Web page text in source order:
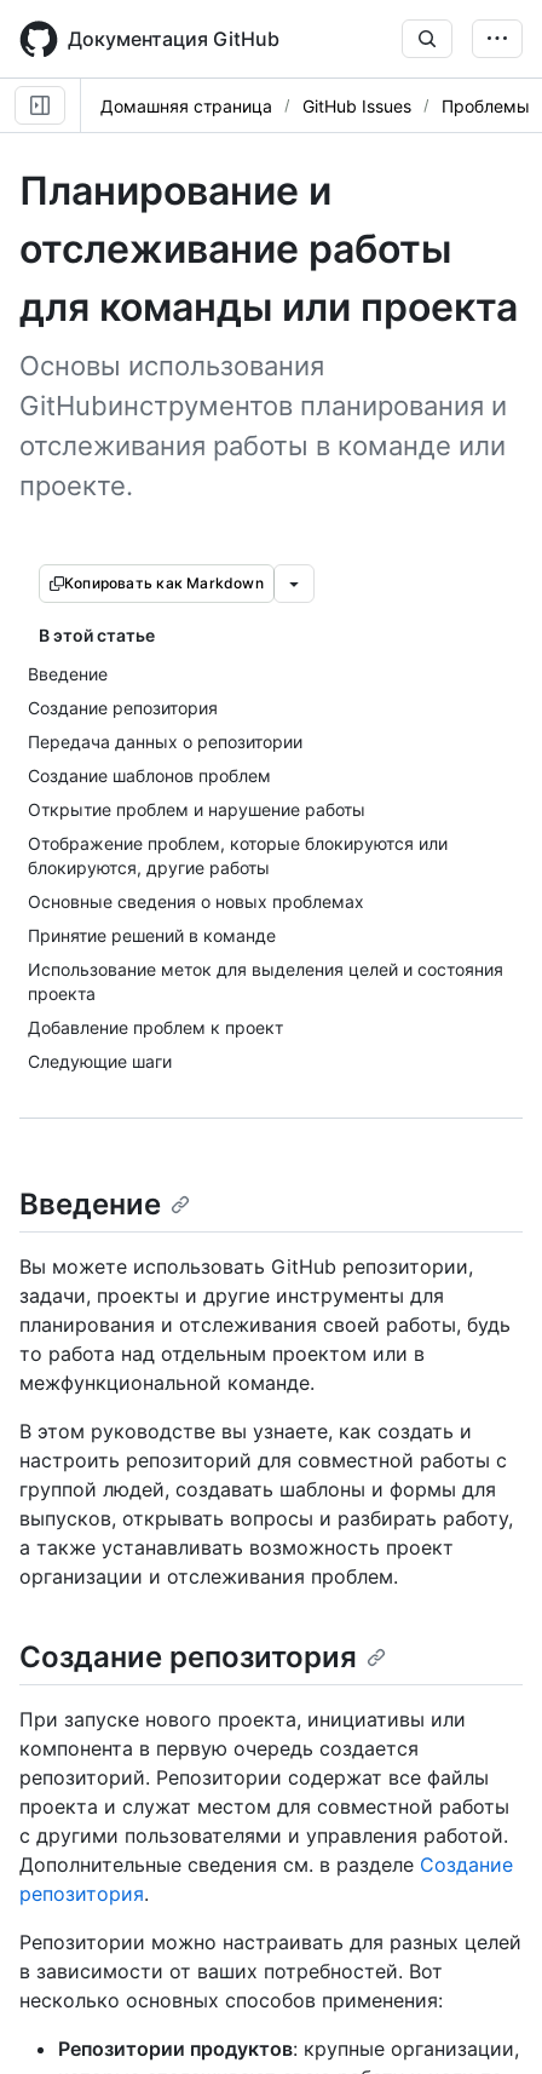
main
content
Документация GitHub
Домашняя страница GitHub Issues Проблемы
Планирование и
отслеживание работы
для команды или проекта
Основы использования
GitHubинструментов планирования и
отслеживания работы в команде или
проекте.
Копировать как Markdown
В этой статье
Введение
Создание репозитория
Передача данных о репозитории
Создание шаблонов проблем
Открытие проблем и нарушение работы
Отображение проблем, которые блокируются или
блокируются, другие работы
Основные сведения о новых проблемах
Принятие решений в команде
Использование меток для выделения целей и состояния
проекта
Добавление проблем к проект
Следующие шаги
Введение
Вы можете использовать GitHub репозитории,
задачи, проекты и другие инструменты для
планирования и отслеживания своей работы, будь
то работа над отдельным проектом или в
межфункциональной команде.
В этом руководстве вы узнаете, как создать и
настроить репозиторий для совместной работы с
группой людей, создавать шаблоны и формы для
выпусков, открывать вопросы и разбирать работу,
а также устанавливать возможность проект
организации и отслеживания проблем.
Создание репозитория
При запуске нового проекта, инициативы или
компонента в первую очередь создается
репозиторий. Репозитории содержат все файлы
проекта и служат местом для совместной работы
с другими пользователями и управления работой.
Дополнительные сведения см. в разделе Создание
репозитория.
Репозитории можно настраивать для разных целей
в зависимости от ваших потребностей. Вот
несколько основных способов применения:
Репозитории продуктов: крупные организации,